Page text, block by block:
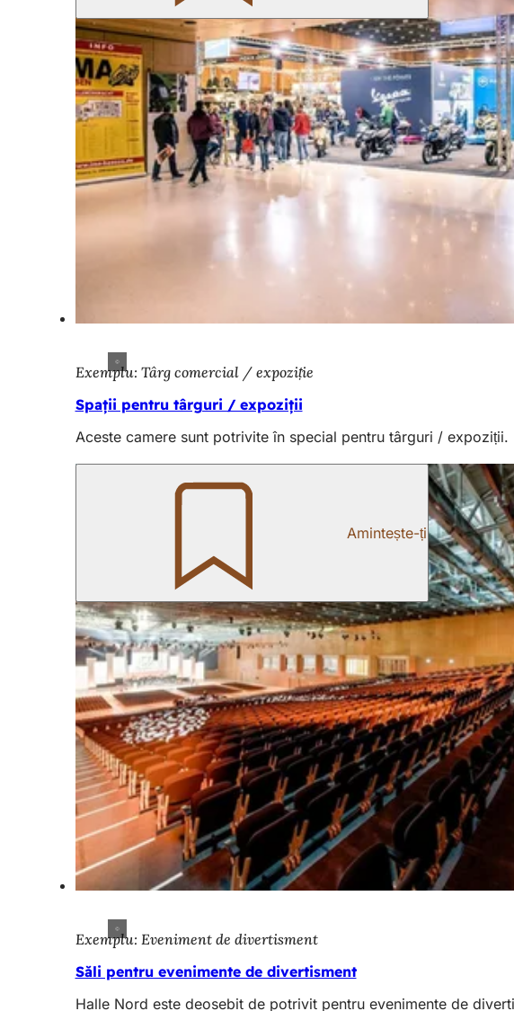
Exemplu: Târg comercial / expoziție
Spații pentru târguri / expoziții
Aceste camere sunt potrivite în special pentru târguri / expoziții.
Amintește-ți
Exemplu: Eveniment de divertisment
Săli pentru evenimente de divertisment
Halle Nord este deosebit de potrivit pentru evenimente de